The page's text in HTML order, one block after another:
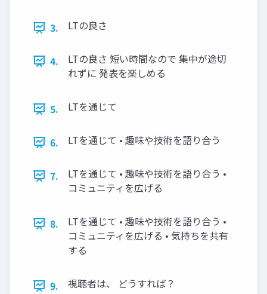
3. LTの良さ
4.
LTの良さ 短い時間なので 集中が途切
れずに 発表を楽しめる
5. LTを通じて
6. LTを通じて • 趣味や技術を語り合う
7.
LTを通じて • 趣味や技術を語り合う •
コミュニティを広げる
8.
LTを通じて • 趣味や技術を語り合う •
コミュニティを広げる • 気持ちを共有
する
9. 視聴者は、 どうすれば？